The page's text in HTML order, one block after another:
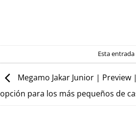
Esta
Megamo Jakar Junior | Preview
opción para los más pequeños de